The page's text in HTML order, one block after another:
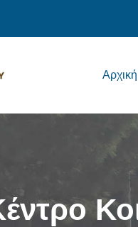
Αρχική